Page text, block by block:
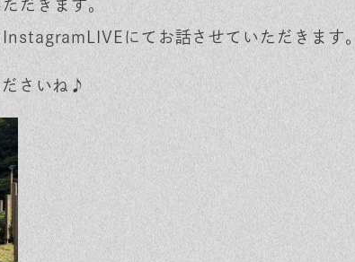
だきます。
にてお話させていただきます。
さいね♪